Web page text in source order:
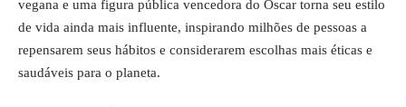
vegana e uma figura pública vencedora do Oscar torna seu estilo
de vida ainda mais influente, inspirando milhões de pessoas a
repensarem seus hábitos e considerarem escolhas mais éticas e
saudáveis para o planeta.